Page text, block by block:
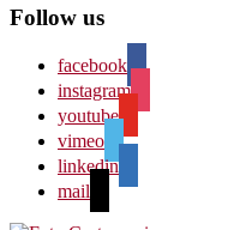
Follow us
facebook
instagram
youtube
vimeo
linkedin
mail